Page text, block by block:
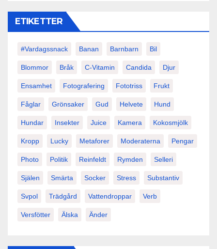
ETIKETTER
#vardagssnack Banan Barnbarn Bil
Blommor Bråk C-Vitamin Candida Djur
Ensamhet Fotografering Fototriss Frukt
Fåglar Grönsaker Gud Helvete Hund
Hundar Insekter Juice Kamera Kokosmjölk
Kropp Lucky Metaforer Moderaterna Pengar
Photo Politik Reinfeldt Rymden Selleri
Själen Smärta Socker Stress Substantiv
Svpol Trädgård Vattendroppar Verb
Versfötter Älska Änder